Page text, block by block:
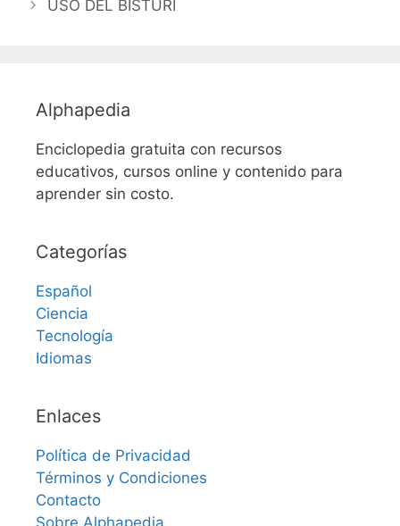
USO DEL BISTURÍ
Alphapedia
Enciclopedia gratuita con recursos
educativos, cursos online y contenido para
aprender sin costo.
Categorías
Español
Ciencia
Tecnología
Idiomas
Enlaces
Política de Privacidad
Términos y Condiciones
Contacto
Sobre Alphapedia